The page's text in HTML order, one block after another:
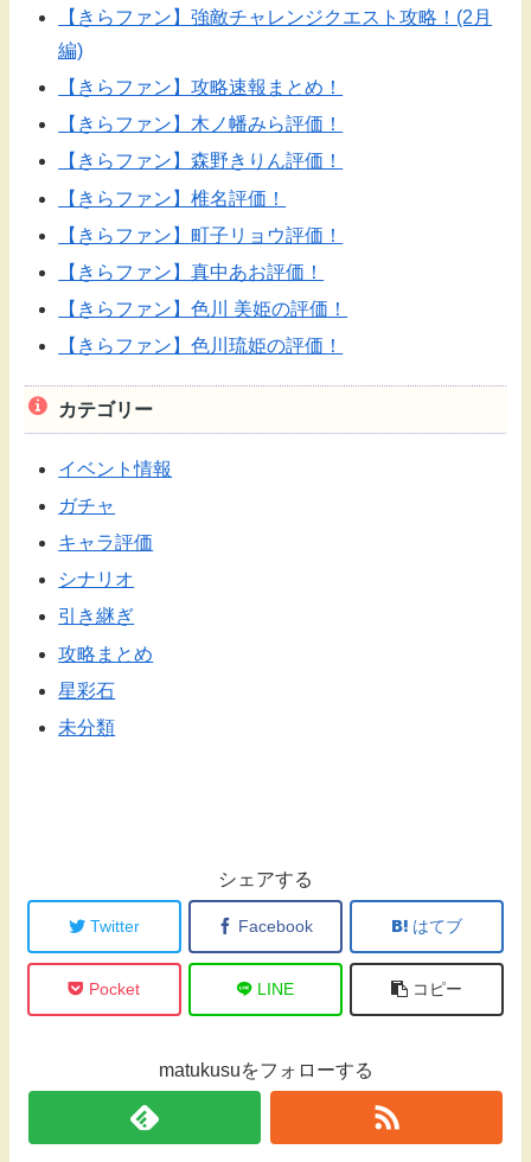
【きらファン】強敵チャレンジクエスト攻略！(2月
編)
【きらファン】攻略速報まとめ！
【きらファン】木ノ幡みら評価！
【きらファン】森野きりん評価！
【きらファン】椎名評価！
【きらファン】町子リョウ評価！
【きらファン】真中あお評価！
【きらファン】色川 美姫の評価！
【きらファン】色川琉姫の評価！
カテゴリー
イベント情報
ガチャ
キャラ評価
シナリオ
引き継ぎ
攻略まとめ
星彩石
未分類
シェアする
Twitter Facebook はてブ
Pocket LINE コピー
matukusuをフォローする